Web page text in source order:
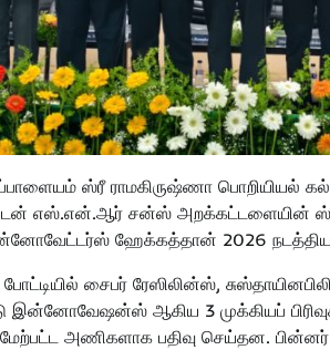
ஸ்ரீ ராமகிருஷ்ணா பொறியியல்
எஸ்.என்.ஆர் சன்ஸ் அறக்கட்டளையின்
ஹேக்கத்தான் 2026
சைபர் ரேஸிலின்ஸ்,
இன்னோவேஷன்ஸ் ஆகிய 3 முக்கியப்
அணிகளாக பதிவு செய்தன. பின்னர்